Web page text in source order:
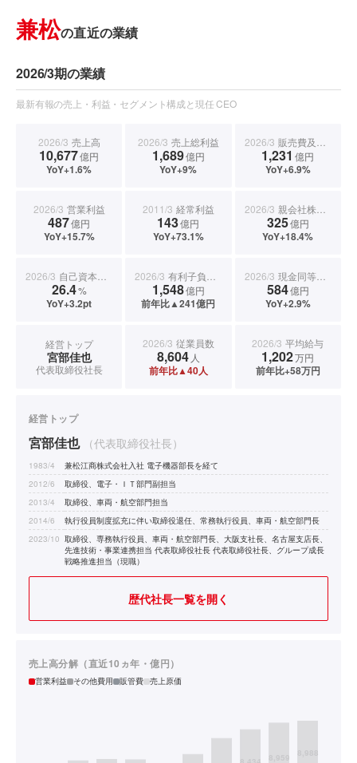
兼松の直近の業績
2026/3期の業績
最新有報の売上・利益・セグメント構成と現任 CEO
2026/3 売上高
10,677億円
YoY+1.6%
2026/3 売上総利益
1,689億円
YoY+9%
2026/3 販売費及び一般管理費
1,231 億円
YoY+6.9%
2026/3 営業利益
487億円
YoY+15.7%
2011/3 経常利益
143億円
YoY+73.1%
2026/3 親会社株主に帰属する当期純利益
325億円
YoY+18.4%
2026/3 自己資本比率
26.4%
YoY+3.2pt
2026/3 有利子負債合計
1,548億円
前年比▲241億円
2026/3 現金同等物期末残高
584億円
YoY+2.9%
経営トップ
宮部佳也
代表取締役社長
2026/3 従業員数
8,604 人
前年比▲40人
2026/3 平均給与
1,202万円
前年比+58万円
経営トップ
宮部佳也 （代表取締役社長）
1983/4
兼松江商株式会社入社 電子機器部長を経て
2012/6
取締役、電子・ＩＴ部門副担当
2013/4
取締役、車両・航空部門担当
2014/6
執行役員制度拡充に伴い取締役退任、常務執行役員、車両・航空部門長
2023/10 取締役、専務執行役員、車両・航空部門長、大阪支社長、名古屋支店長、
先進技術・事業連携担当 代表取締役社長 代表取締役社長、グループ成長
戦略推進担当（現職）
歴代社長一覧を開く
売上高分解（直近10ヵ年・億円）
営業利益 その他費用 販管費 売上原価